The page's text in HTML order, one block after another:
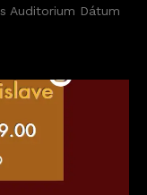
Auditorium Dátum